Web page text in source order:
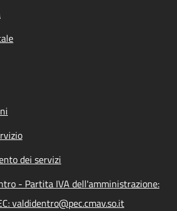
dei servizi
- Partita IVA dell'amministrazione:
valdidentro@pec.cmav.so.it